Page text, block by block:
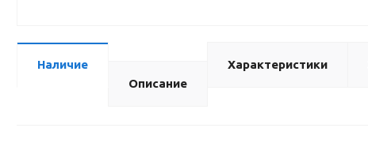
Наличие
Описание
Характеристики